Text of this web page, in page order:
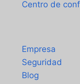
Centro de
Empresa
Seguridad
Blog